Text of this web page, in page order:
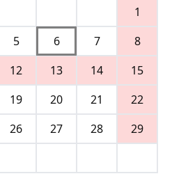
1
5 6 7
8
12 13 14
15
19 20 21
22
26 27 28
29